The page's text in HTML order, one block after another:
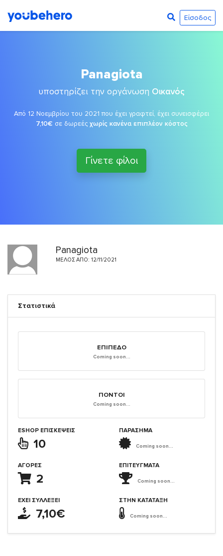
Είσοδος
Panagiota
υποστηρίζει την οργάνωση Οικανός
Από 12 Νοεμβρίου του 2021 που έχει γραφτεί, έχει συνεισφέρει
7,10€ σε δωρεές χωρίς κανένα επιπλέον κόστος
Γίνετε φίλοι
Panagiota
ΜΈΛΟΣ ΑΠΌ: 12/11/2021
Στατιστικά
ΕΠΊΠΕΔΟ
Coming soon...
ΠΌΝΤΟΙ
Coming soon...
ESHOP ΕΠΙΣΚΈΨΕΙΣ
10
ΑΓΟΡΈΣ
2
ΈΧΕΙ ΣΥΛΛΈΞΕΙ
7,10€
ΠΑΡΑΣΗΜΑ
Coming soon...
ΕΠΙΤΕΎΓΜΑΤΑ
Coming soon...
ΣΤΗΝ ΚΑΤΆΤΑΞΗ
Coming soon...